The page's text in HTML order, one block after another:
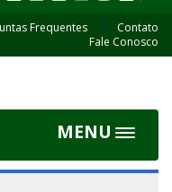
Frequentes
Contato
Fale Conosco
MENU
Toggle